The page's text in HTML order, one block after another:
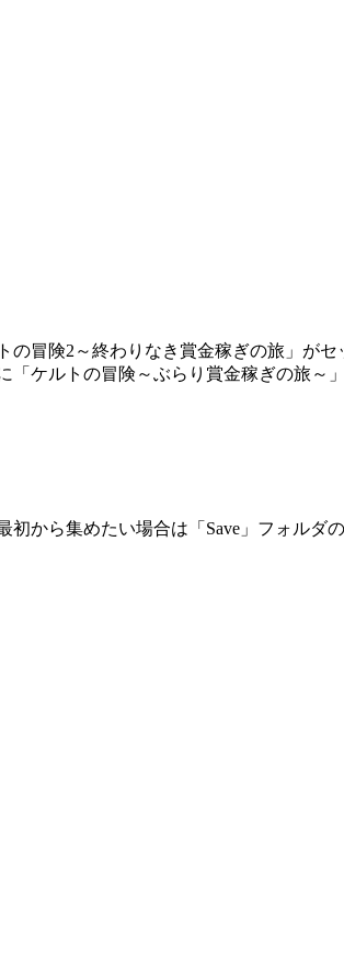
冒険2～終わりなき賞金稼ぎの旅」がセ
ケルトの冒険～ぶらり賞金稼ぎの旅～
から集めたい場合は「Save」フォルダ